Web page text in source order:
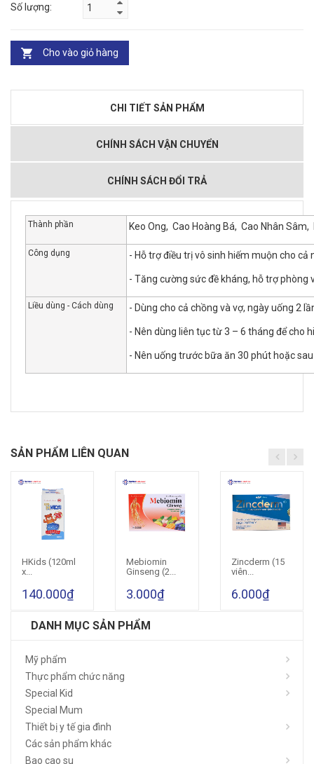
Số lượng:
Cho vào giỏ hàng
CHI TIẾT SẢN PHẨM
CHÍNH SÁCH VẬN CHUYỂN
CHÍNH SÁCH ĐỔI TRẢ
Thành phần Keo Ong, Cao Hoàng Bá, Cao Nhân
Công dụng - Hỗ trợ điều trị vô sinh hiếm muộn cho cả
- Tăng cường sức đề kháng, hỗ trợ
Liều dùng - Cách dùng - Dùng cho cả chồng và vợ, ngày uống 2
- Nên dùng liên tục từ 3 – 6 tháng để cho
- Nên uống trước bữa ăn 30 phút hoặc
SẢN PHẨM LIÊN QUAN
Cho vào giỏ hàng
HKids (120ml
x...
140.000₫
Cho vào giỏ hàng
Mebiomin
Ginseng (2...
3.000₫
Cho vào giỏ hàng
Zincderm (15
viên...
6.000₫
DANH MỤC SẢN PHẨM
Mỹ phẩm
Thực phẩm chức năng
Special Kid
Special Mum
Thiết bị y tế gia đình
Các sản phẩm khác
Bao cao su